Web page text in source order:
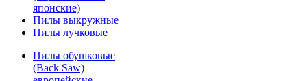
японские)
Пилы выкружные
Пилы лучковые
Пилы обушковые
(Back Saw)